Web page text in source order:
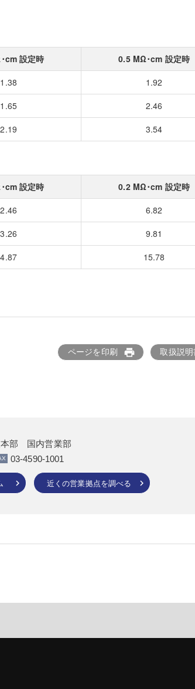
cm 設定時
0.5 MΩ･cm 設定時
1.38
1.92
1.65
2.46
2.19 3.54
cm 設定時
0.2 MΩ･cm 設定時
2.46
6.82
3.26
9.81
4.87 15.78
ページを印刷 print 取扱説
本部 国内営業部
03-4590-1001
近くの営業拠点を調べる